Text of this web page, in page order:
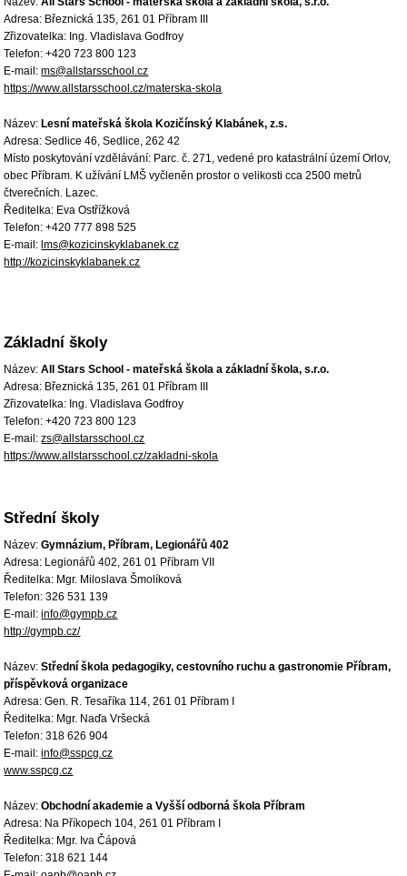
Adresa: Březnická 135, 261 01 Příbram III
Zřizovatelka: Ing. Vladislava Godfroy
Telefon: +420 723 800 123
E-mail:ms@allstarsschool.cz
https://www.allstarsschool.cz/materska-skola
Název: Lesní mateřská škola Kozičínský Klabánek, z.s.
Adresa: Sedlice 46, Sedlice, 262 42
Místo poskytování vzdělávání: Parc. č. 271, vedené pro katastrální území Orlov,
obec Příbram. K užívání LMŠ vyčleněn prostor o velikosti cca 2500 metrů
čtverečních. Lazec.
Ředitelka: Eva Ostřížková
Telefon: +420 777 898 525
E-mail: lms@kozicinskyklabanek.cz
http://kozicinskyklabanek.cz
Základní školy
Název:All Stars School - mateřská škola a základní škola, s.r.o.
Adresa: Březnická 135, 261 01 Příbram III
Zřizovatelka: Ing. Vladislava Godfroy
Telefon: +420 723 800 123
E-mail:zs@allstarsschool.cz
https://www.allstarsschool.cz/zakladni-skola
Střední školy
Název:Gymnázium, Příbram, Legionářů 402
Adresa: Legionářů 402, 261 01 Příbram VII
Ředitelka: Mgr. Miloslava Šmolíková
Telefon: 326 531 139
E-mail:info@gympb.cz
http://gympb.cz/
Název:Střední škola pedagogiky, cestovního ruchu a gastronomie Příbram,
příspěvková organizace
Adresa: Gen. R. Tesaříka 114, 261 01 Příbram I
Ředitelka: Mgr. Naďa Vršecká
Telefon: 318 626 904
E-mail:info@sspcg.cz
www.sspcg.cz
Název:Obchodní akademie a Vyšší odborná škola Příbram
Adresa: Na Příkopech 104, 261 01 Příbram I
Ředitelka: Mgr. Iva Čápová
Telefon: 318 621 144